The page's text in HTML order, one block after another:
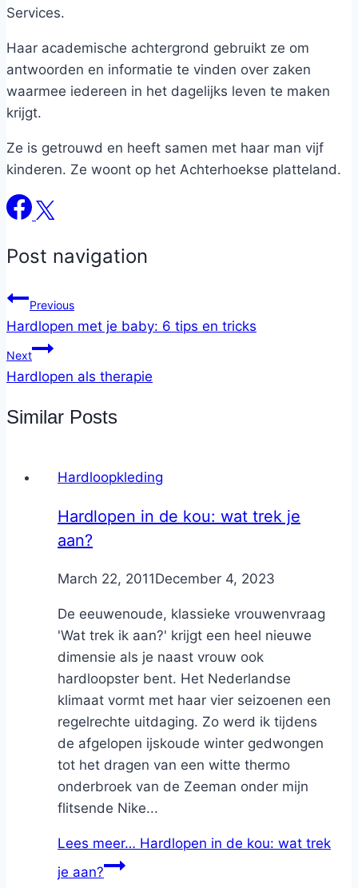
Services.
Haar academische achtergrond gebruikt ze om
antwoorden en informatie te vinden over zaken
waarmee iedereen in het dagelijks leven te maken
krijgt.
Ze is getrouwd en heeft samen met haar man vijf
kinderen. Ze woont op het Achterhoekse platteland.
Post navigation
Previous
Hardlopen met je baby: 6 tips en tricks
Next
Hardlopen als therapie
Similar Posts
Hardloopkleding
Hardlopen in de kou: wat trek je
aan?
ByNicole
March 22, 2011December 4, 2023
De eeuwenoude, klassieke vrouwenvraag
'Wat trek ik aan?' krijgt een heel nieuwe
dimensie als je naast vrouw ook
hardloopster bent. Het Nederlandse
klimaat vormt met haar vier seizoenen een
regelrechte uitdaging. Zo werd ik tijdens
de afgelopen ijskoude winter gedwongen
tot het dragen van een witte thermo
onderbroek van de Zeeman onder mijn
flitsende Nike...
Lees meer… Hardlopen in de kou: wat trek
je aan?